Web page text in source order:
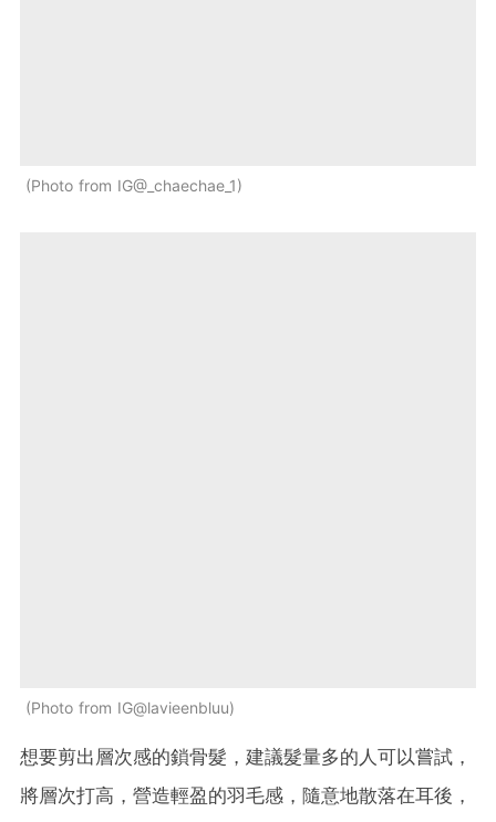
Photo from IG@_chaechae_1
Photo from IG@lavieenbluu
想要剪出層次感的鎖骨髮，建議髮量多的人可以嘗試，
將層次打高，營造輕盈的羽毛感，隨意地散落在耳後，